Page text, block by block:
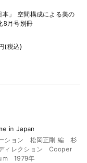
本」 空間構成による美の
8月号別冊
(税込)
in Japan
ション 松岡正剛 編 杉
ィレクション Cooper
1979年